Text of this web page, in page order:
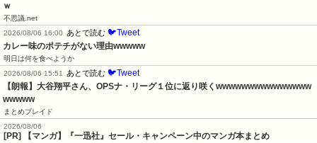
ｗ
不思議.net
2026/08/06 16:00
あとで読む 🐦Tweet
カレー味のポテチがない理由wwwww
明日は何を食べようか
2026/08/06 15:51
あとで読む 🐦Tweet
【朗報】大谷翔平さん、OPSナ・リーグ１位に返り咲くwwwwwwwwwwwwwww
wwwww
まとめブレイド
2026/08/06
[PR] 【マンガ】『一迅社』セール・キャンペーン中のマンガ本まとめ